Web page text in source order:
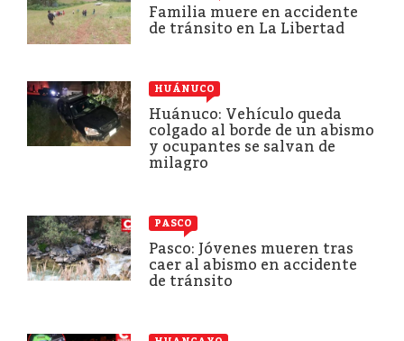
Familia muere en accidente
de tránsito en La Libertad
HUÁNUCO
Huánuco: Vehículo queda
colgado al borde de un abismo
y ocupantes se salvan de
milagro
PASCO
Pasco: Jóvenes mueren tras
caer al abismo en accidente
de tránsito